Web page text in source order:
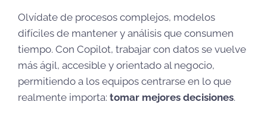
Olvídate de procesos complejos, modelos
difíciles de mantener y análisis que consumen
tiempo. Con Copilot, trabajar con datos se vuelve
más ágil, accesible y orientado al negocio,
permitiendo a los equipos centrarse en lo que
realmente importa: tomar mejores decisiones.